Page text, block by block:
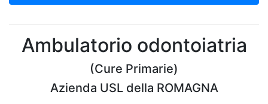
Ambulatorio odontoiatria
(Cure Primarie)
Azienda USL della ROMAGNA